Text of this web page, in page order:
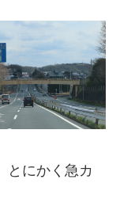
とにかく急カ